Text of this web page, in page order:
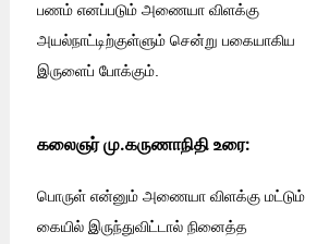
பணம் எனப்படும் அணையா விளக்கு
அயல்நாட்டிற்குள்ளும் சென்று பகையாகிய
இருளைப் போக்கும்.
கலைஞர் மு.கருணாநிதி உரை:
பொருள் என்னும் அணையா விளக்கு மட்டும்
கையில் இருந்துவிட்டால் நினைத்த